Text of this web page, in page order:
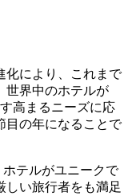
化により、これまで
世界中のホテルが
高まるニーズに応
目の年になることで
テルがユニークで
しい旅行者をも満足